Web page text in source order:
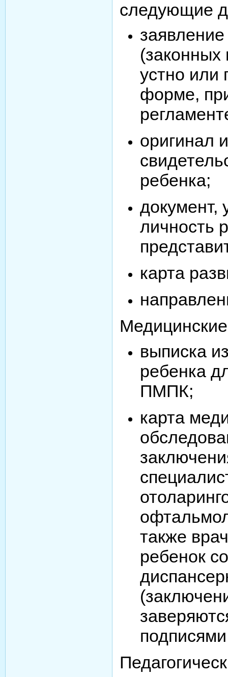
следующие
(законных
устно или
форме,
оригинал
ребенка;
документ,
личность
карта
выписка
ребенка
ПМПК;
карта
также
ребенок